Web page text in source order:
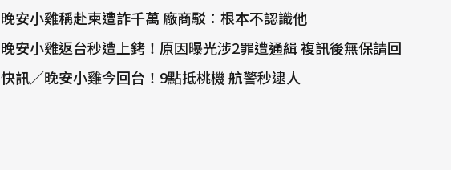
晚安小雞稱赴柬遭詐千萬 廠商駁：根本不認識他
晚安小雞返台秒遭上銬！原因曝光涉2罪遭通緝 複訊後無保請回
快訊／晚安小雞今回台！9點抵桃機 航警秒逮人